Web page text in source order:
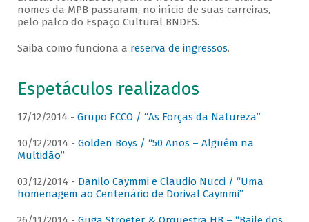
nomes da MPB passaram, no início de suas carreiras,
pelo palco do Espaço Cultural BNDES.
Saiba como funciona a reserva de ingressos.
Espetáculos realizados
17/12/2014 - Grupo ECCO / “As Forças da Natureza”
10/12/2014 - Golden Boys / “50 Anos – Alguém na
Multidão”
03/12/2014 - Danilo Caymmi e Claudio Nucci / “Uma
homenagem ao Centenário de Dorival Caymmi”